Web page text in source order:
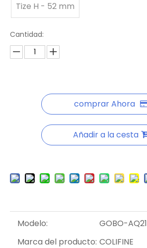
Tize H - 52 mm
Cantidad:
comprar Ahora
Añadir a la cesta
Modelo:
GOBO-AQ21
Marca del producto: COLIFINE